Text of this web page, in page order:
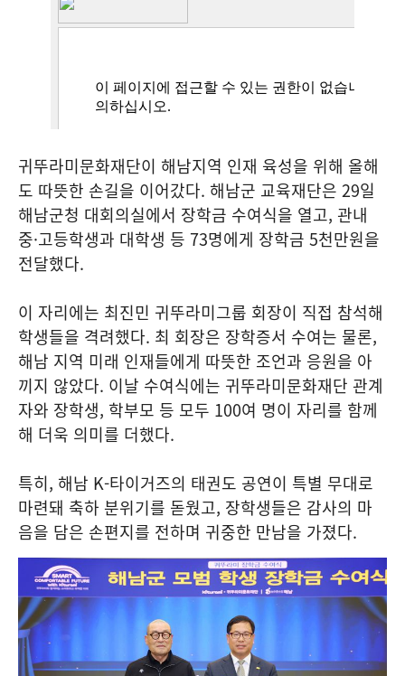
귀뚜라미문화재단이 해남지역 인재 육성을 위해 올해
도 따뜻한 손길을 이어갔다. 해남군 교육재단은 29일
해남군청 대회의실에서 장학금 수여식을 열고, 관내
중·고등학생과 대학생 등 73명에게 장학금 5천만원을
전달했다.
이 자리에는 최진민 귀뚜라미그룹 회장이 직접 참석해
학생들을 격려했다. 최 회장은 장학증서 수여는 물론,
해남 지역 미래 인재들에게 따뜻한 조언과 응원을 아
끼지 않았다. 이날 수여식에는 귀뚜라미문화재단 관계
자와 장학생, 학부모 등 모두 100여 명이 자리를 함께
해 더욱 의미를 더했다.
특히, 해남 K-타이거즈의 태권도 공연이 특별 무대로
마련돼 축하 분위기를 돋웠고, 장학생들은 감사의 마
음을 담은 손편지를 전하며 귀중한 만남을 가졌다.